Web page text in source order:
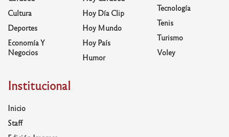
Cultura
Deportes
Economía Y
Negocios
Hoy Día Clip
Hoy Mundo
Hoy País
Humor
Tecnología
Tenis
Turismo
Voley
Institucional
Inicio
Staff